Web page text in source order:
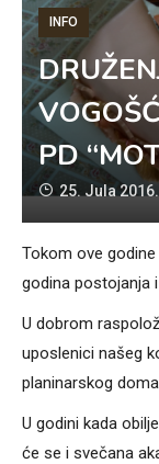
INFO
PD
25. Jula 2016.
Tokom ove
godina postojanja
U dobrom
uposlenici našeg
planinarskog doma
U godini kada
će se i svečana